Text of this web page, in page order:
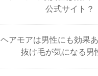
公式サイト？
ヘアモアは男性にも効果
抜け毛が気になる男